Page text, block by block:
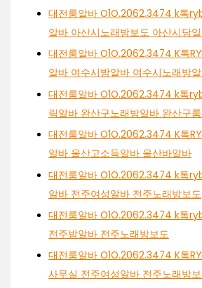
대전룸알바 O1O.2062.3474 k톡
알바 아산시노래방보도 아산시당
대전룸알바 O1O.2062.3474 K톡
알바 여수시밤알바 여수시노래방
대전룸알바 O1O.2062.3474 k톡
릭알바 완산구노래방알바 완산구
대전룸알바 O1O.2062.3474 K톡
알바 울산고소득알바 울산바알바
대전룸알바 O1O.2062.3474 k톡
알바 전주여성알바 전주노래방보도
대전룸알바 O1O.2062.3474 k톡
전주밤알바 전주노래방보도
대전룸알바 O1O.2062.3474 K톡
사무실 전주여성알바 전주노래방